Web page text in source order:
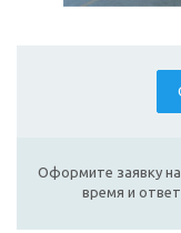
Оформите заявку
время и